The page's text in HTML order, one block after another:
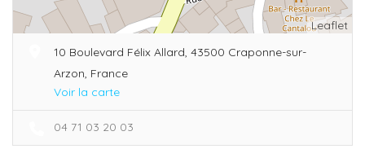
Leaflet
10 Boulevard Félix Allard, 43500 Craponne-sur-
Arzon, France
Voir la carte
04 71 03 20 03